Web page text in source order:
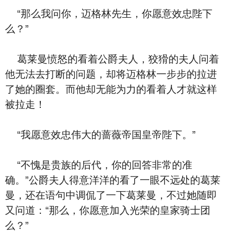
“那么我问你，迈格林先生，你愿意效忠陛下
么？”
葛莱曼愤怒的看着公爵夫人，狡猾的夫人问着
他无法去打断的问题，却将迈格林一步步的拉进
了她的圈套。而他却无能为力的看着人才就这样
被拉走！
“我愿意效忠伟大的蔷薇帝国皇帝陛下。”
“不愧是贵族的后代，你的回答非常的准
确。”公爵夫人得意洋洋的看了一眼不远处的葛莱
曼，还在语句中调侃了一下葛莱曼，不过她随即
又问道：“那么，你愿意加入光荣的皇家骑士团
么？”